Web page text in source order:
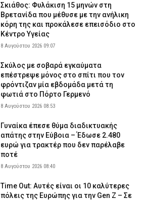
Σκιάθος: Φυλάκιση 15 μηνών στη
Βρετανίδα που μέθυσε με την ανήλικη
κόρη της και προκάλεσε επεισόδιο στο
Κέντρο Υγείας
8 Αυγούστου 2026 09:07
Σκύλος με σοβαρά εγκαύματα
επέστρεψε μόνος στο σπίτι που τον
φρόντιζαν μία εβδομάδα μετά τη
φωτιά στο Πόρτο Γερμενό
8 Αυγούστου 2026 08:53
Γυναίκα έπεσε θύμα διαδικτυακής
απάτης στην Εύβοια – Έδωσε 2.480
ευρώ για τρακτέρ που δεν παρέλαβε
ποτέ
8 Αυγούστου 2026 08:40
Time Out: Αυτές είναι οι 10 καλύτερες
πόλεις της Ευρώπης για την Gen Z – Σε